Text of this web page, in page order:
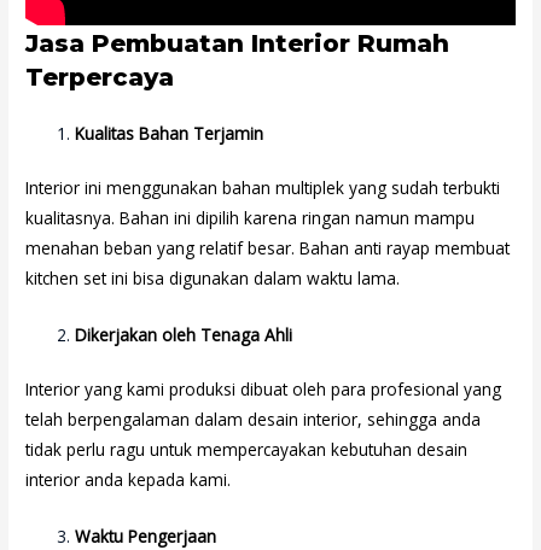
Jasa Pembuatan Interior Rumah
Terpercaya
Kualitas Bahan Terjamin
Interior ini menggunakan bahan multiplek yang sudah terbukti
kualitasnya. Bahan ini dipilih karena ringan namun mampu
menahan beban yang relatif besar. Bahan anti rayap membuat
kitchen set ini bisa digunakan dalam waktu lama.
Dikerjakan oleh Tenaga Ahli
Interior yang kami produksi dibuat oleh para profesional yang
telah berpengalaman dalam desain interior, sehingga anda
tidak perlu ragu untuk mempercayakan kebutuhan desain
interior anda kepada kami.
Waktu Pengerjaan